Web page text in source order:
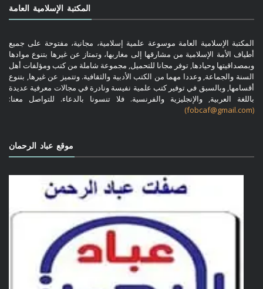
المكتبة الإسلامية العامة
المكتبة الإسلامية العامة موسوعة علمية إسلامية، مجانية، مفتوحة على جميع
أطياف الأمة الإسلامية من مشارقها إلى مغاربها، وتمتاز عن غيرها بتنوع موادها
وبمصداقيتها وحيادها, توفر مجانا للتحميل, مجموعة شاملة من كتب ومؤلفات أهل
السنة والجماعة, وعددا مهما من الكتب الأدبية والثقافية. وتتميز عن غيرها, بتنوع
أقسامها, وبالسبق في توفير كتب علمية نفيسة ونادرة في مجالات معرفية عديدة
باللغة العربية, والإنجليزية والفرنسية. فلا تنسونا بالدعاء. للتواصل معنا:
(fobcaf@gmail.com)
موقع عباد الرحمان